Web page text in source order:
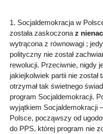
1. Socjaldemokracja w
została zaskoczona z
wytrącona z równowagi ;
polityczny nie został
rewolucji. Przeciwnie, nigdy
jakiejkolwiek partii nie
otrzymał tak świetnego
program Socjaldemokracji.
wyjątkiem Socjaldemokracji
Polsce, począwszy od
do PPS, której program nie